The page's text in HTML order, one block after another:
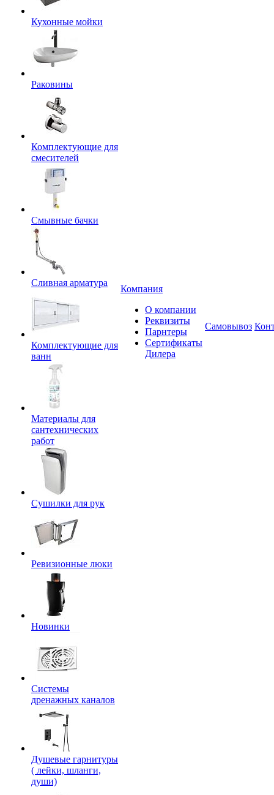
Кухонные мойки
Раковины
Комплектующие для
смесителей
Смывные бачки
Сливная арматура
Комплектующие для
ванн
Материалы для
сантехнических
работ
Сушилки для рук
Ревизионные люки
Новинки
Системы
дренажных каналов
Душевые гарнитуры
( лейки, шланги,
души)
Компания
О компании
Реквизиты
Парнтеры
Сертификаты
Дилера
Самовывоз